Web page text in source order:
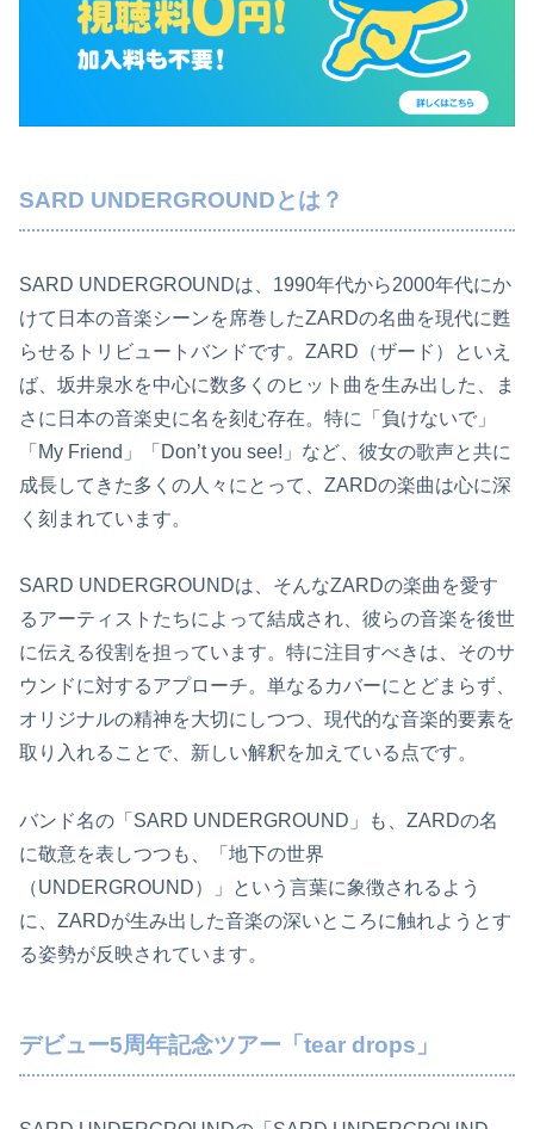
SARD UNDERGROUNDとは？
SARD UNDERGROUNDは、1990年代から2000年代にか
けて日本の音楽シーンを席巻したZARDの名曲を現代に甦
らせるトリビュートバンドです。ZARD（ザード）といえ
ば、坂井泉水を中心に数多くのヒット曲を生み出した、ま
さに日本の音楽史に名を刻む存在。特に「負けないで」
「My Friend」「Don’t you see!」など、彼女の歌声と共に
成長してきた多くの人々にとって、ZARDの楽曲は心に深
く刻まれています。
SARD UNDERGROUNDは、そんなZARDの楽曲を愛す
るアーティストたちによって結成され、彼らの音楽を後世
に伝える役割を担っています。特に注目すべきは、そのサ
ウンドに対するアプローチ。単なるカバーにとどまらず、
オリジナルの精神を大切にしつつ、現代的な音楽的要素を
取り入れることで、新しい解釈を加えている点です。
バンド名の「SARD UNDERGROUND」も、ZARDの名
に敬意を表しつつも、「地下の世界
（UNDERGROUND）」という言葉に象徴されるよう
に、ZARDが生み出した音楽の深いところに触れようとす
る姿勢が反映されています。
デビュー5周年記念ツアー「tear drops」